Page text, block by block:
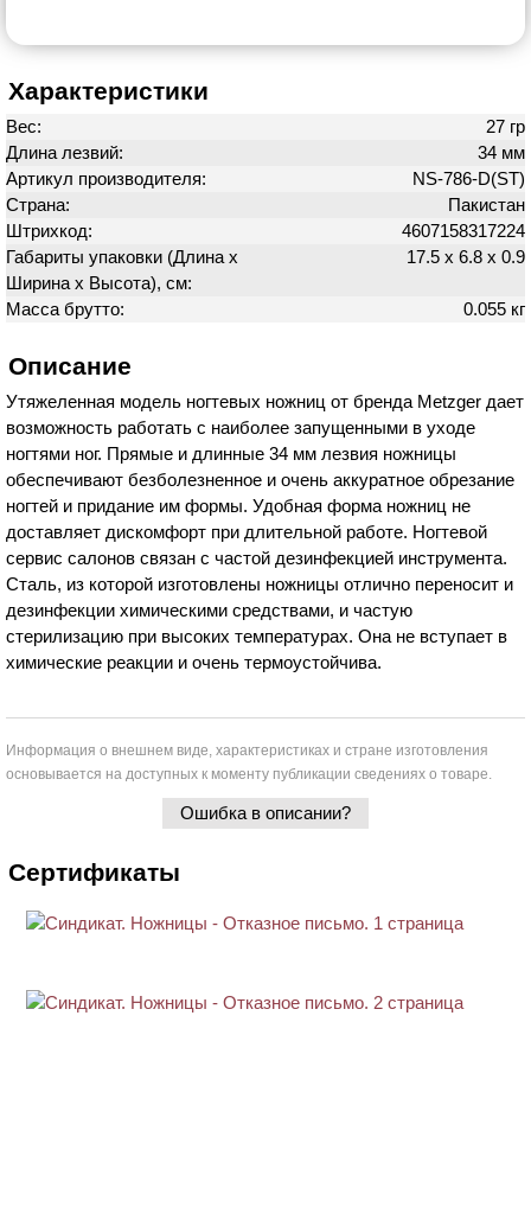
Характеристики
Вес:
27 гр
Длина лезвий:
34 мм
Артикул производителя:
NS-786-D(ST)
Страна:
Пакистан
Штрихкод:
4607158317224
Габариты упаковки (Длина х
Ширина х Высота), см:
17.5 х 6.8 х 0.9
Масса брутто: 0.055 кг
Описание
Утяжеленная модель ногтевых ножниц от бренда Metzger дает
возможность работать с наиболее запущенными в уходе
ногтями ног. Прямые и длинные 34 мм лезвия ножницы
обеспечивают безболезненное и очень аккуратное обрезание
ногтей и придание им формы. Удобная форма ножниц не
доставляет дискомфорт при длительной работе. Ногтевой
сервис салонов связан с частой дезинфекцией инструмента.
Сталь, из которой изготовлены ножницы отлично переносит и
дезинфекции химическими средствами, и частую
стерилизацию при высоких температурах. Она не вступает в
химические реакции и очень термоустойчива.
Информация о внешнем виде, характеристиках и стране изготовления
основывается на доступных к моменту публикации сведениях о товаре.
Ошибка в описании?
Сертификаты